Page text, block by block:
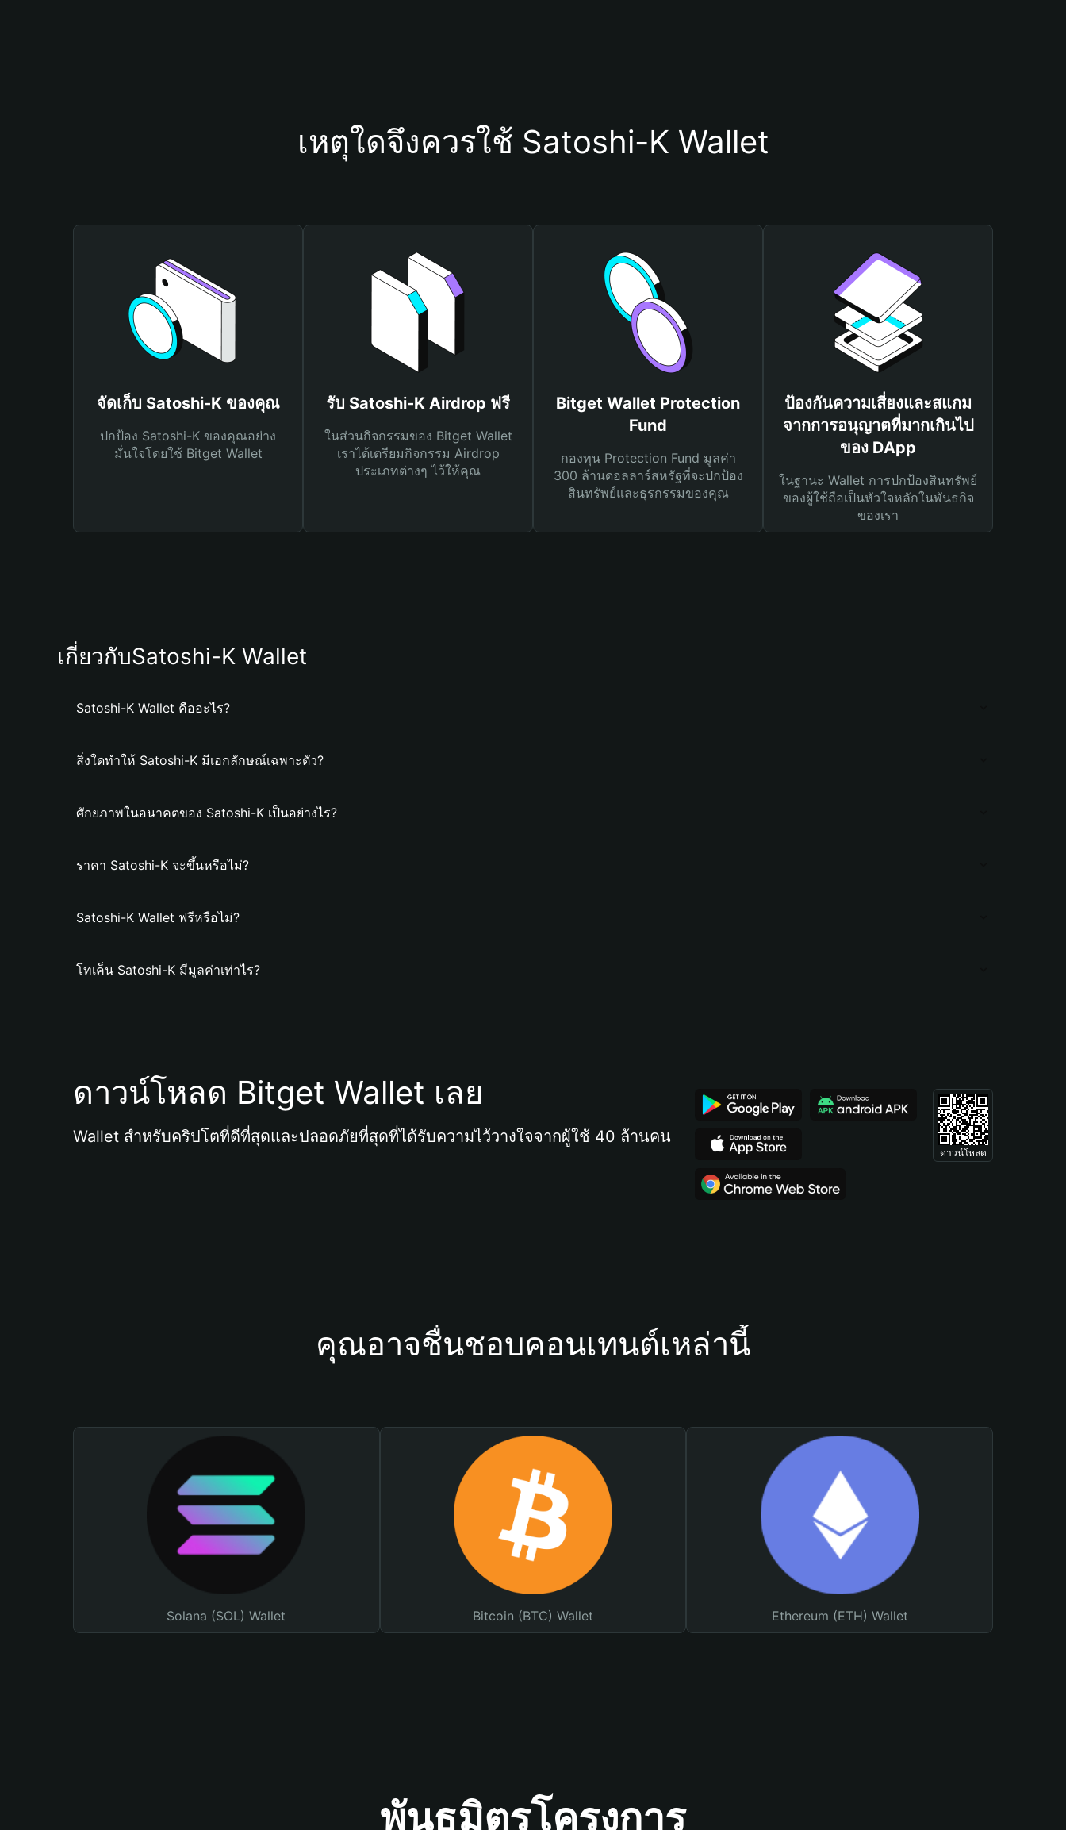
เหตุใดจึงควรใช้ Satoshi-K Wallet
จัดเก็บ Satoshi-K ของคุณ
ปกป้อง Satoshi-K ของคุณอย่าง
มั่นใจโดยใช้ Bitget Wallet
รับ Satoshi-K Airdrop ฟรี
ในส่วนกิจกรรมของ Bitget Wallet
เราได้เตรียมกิจกรรม Airdrop
ประเภทต่างๆ ไว้ให้คุณ
Bitget Wallet Protection
Fund
กองทุน Protection Fund มูลค่า
300 ล้านดอลลาร์สหรัฐที่จะปกป้อง
สินทรัพย์และธุรกรรมของคุณ
ป้องกันความเสี่ยงและสแกม
จากการอนุญาตที่มากเกินไป
ของ DApp
ในฐานะ Wallet การปกป้องสินทรัพย์
ของผู้ใช้ถือเป็นหัวใจหลักในพันธกิจ
ของเรา
เกี่ยวกับSatoshi-K Wallet
Satoshi-K Wallet คืออะไร?
สิ่งใดทำให้ Satoshi-K มีเอกลักษณ์เฉพาะตัว?
ศักยภาพในอนาคตของ Satoshi-K เป็นอย่างไร?
ราคา Satoshi-K จะขึ้นหรือไม่?
Satoshi-K Wallet ฟรีหรือไม่?
โทเค็น Satoshi-K มีมูลค่าเท่าไร?
ดาวน์โหลด Bitget Wallet เลย
Wallet สำหรับคริปโตที่ดีที่สุดและปลอดภัยที่สุดที่ได้รับความไว้วางใจจากผู้ใช้ 40 ล้านคน
ดาวน์โหลด
คุณอาจชื่นชอบคอนเทนต์เหล่านี้
Solana (SOL) Wallet Bitcoin (BTC) Wallet Ethereum (ETH) Wallet
พันธมิตรโครงการ